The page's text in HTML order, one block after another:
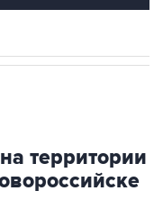
территории